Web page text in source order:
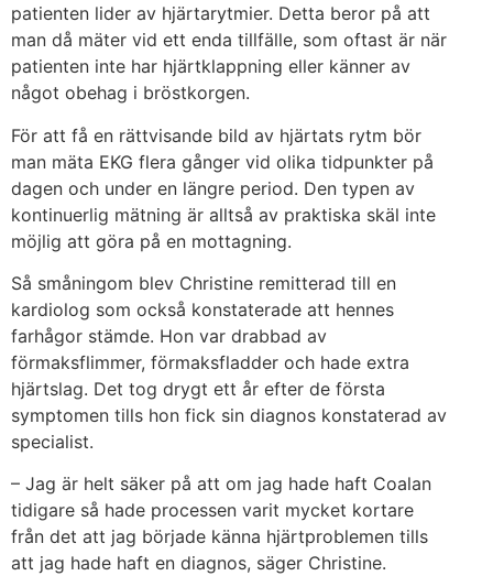
patienten lider av hjärtarytmier. Detta beror på att
man då mäter vid ett enda tillfälle, som oftast är när
patienten inte har hjärtklappning eller känner av
något obehag i bröstkorgen.
För att få en rättvisande bild av hjärtats rytm bör
man mäta EKG flera gånger vid olika tidpunkter på
dagen och under en längre period. Den typen av
kontinuerlig mätning är alltså av praktiska skäl inte
möjlig att göra på en mottagning.
Så småningom blev Christine remitterad till en
kardiolog som också konstaterade att hennes
farhågor stämde. Hon var drabbad av
förmaksflimmer, förmaksfladder och hade extra
hjärtslag. Det tog drygt ett år efter de första
symptomen tills hon fick sin diagnos konstaterad av
specialist.
– Jag är helt säker på att om jag hade haft Coalan
tidigare så hade processen varit mycket kortare
från det att jag började känna hjärtproblemen tills
att jag hade haft en diagnos, säger Christine.